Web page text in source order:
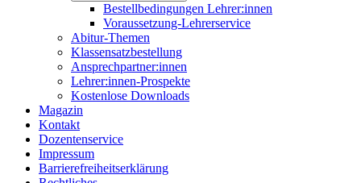
Bestellbedingungen Lehrer:innen
Voraussetzung-Lehrerservice
Abitur-Themen
Klassensatzbestellung
Ansprechpartner:innen
Lehrer:innen-Prospekte
Kostenlose Downloads
Magazin
Kontakt
Dozentenservice
Impressum
Barrierefreiheitserklärung